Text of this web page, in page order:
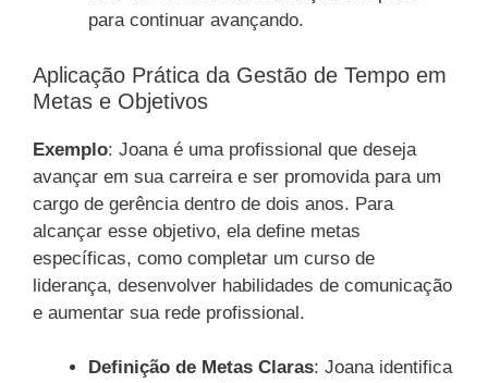
para continuar avançando.
Aplicação Prática da Gestão de Tempo em
Metas e Objetivos
Exemplo: Joana é uma profissional que deseja
avançar em sua carreira e ser promovida para um
cargo de gerência dentro de dois anos. Para
alcançar esse objetivo, ela define metas
específicas, como completar um curso de
liderança, desenvolver habilidades de comunicação
e aumentar sua rede profissional.
Definição de Metas Claras: Joana identifica